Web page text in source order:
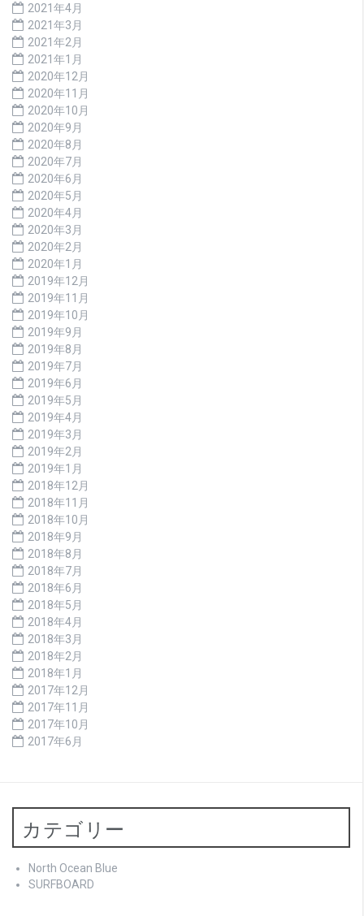
2021年4月
2021年3月
2021年2月
2021年1月
2020年12月
2020年11月
2020年10月
2020年9月
2020年8月
2020年7月
2020年6月
2020年5月
2020年4月
2020年3月
2020年2月
2020年1月
2019年12月
2019年11月
2019年10月
2019年9月
2019年8月
2019年7月
2019年6月
2019年5月
2019年4月
2019年3月
2019年2月
2019年1月
2018年12月
2018年11月
2018年10月
2018年9月
2018年8月
2018年7月
2018年6月
2018年5月
2018年4月
2018年3月
2018年2月
2018年1月
2017年12月
2017年11月
2017年10月
2017年6月
カテゴリー
North Ocean Blue
SURFBOARD